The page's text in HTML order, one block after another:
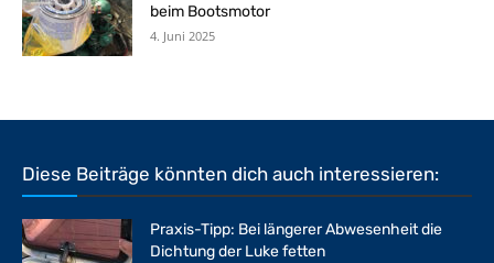
beim Bootsmotor
4. Juni 2025
Diese Beiträge könnten dich auch interessieren:
Praxis-Tipp: Bei längerer Abwesenheit die
Dichtung der Luke fetten